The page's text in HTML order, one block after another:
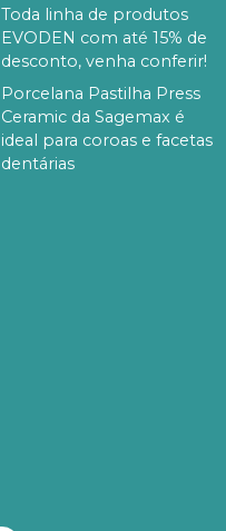
Toda linha de produtos
EVODEN com até 15% de
desconto, venha conferir!
Porcelana Pastilha Press
Ceramic da Sagemax é
ideal para coroas e facetas
dentárias